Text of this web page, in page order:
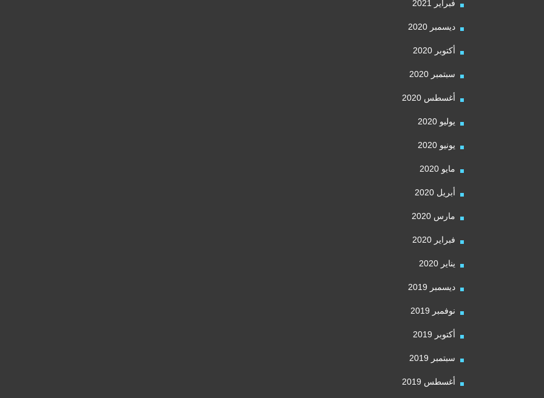
فبراير 2021
ديسمبر 2020
أكتوبر 2020
سبتمبر 2020
أغسطس 2020
يوليو 2020
يونيو 2020
مايو 2020
أبريل 2020
مارس 2020
فبراير 2020
يناير 2020
ديسمبر 2019
نوفمبر 2019
أكتوبر 2019
سبتمبر 2019
أغسطس 2019